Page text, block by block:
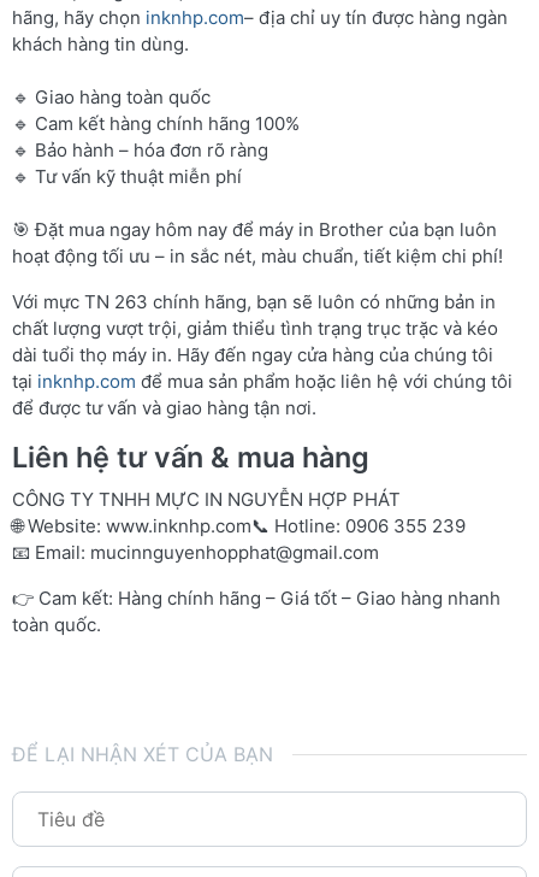
hãng, hãy chọn inknhp.com– địa chỉ uy tín được hàng ngàn
khách hàng tin dùng.
🔹 Giao hàng toàn quốc
🔹 Cam kết hàng chính hãng 100%
🔹 Bảo hành – hóa đơn rõ ràng
🔹 Tư vấn kỹ thuật miễn phí
🎯 Đặt mua ngay hôm nay để máy in Brother của bạn luôn
hoạt động tối ưu – in sắc nét, màu chuẩn, tiết kiệm chi phí!
Với mực TN 263 chính hãng, bạn sẽ luôn có những bản in
chất lượng vượt trội, giảm thiểu tình trạng trục trặc và kéo
dài tuổi thọ máy in. Hãy đến ngay cửa hàng của chúng tôi
tại inknhp.com để mua sản phẩm hoặc liên hệ với chúng tôi
để được tư vấn và giao hàng tận nơi.
Liên hệ tư vấn & mua hàng
CÔNG TY TNHH MỰC IN NGUYỄN HỢP PHÁT
🌐 Website: www.inknhp.com📞 Hotline: 0906 355 239
📧 Email: mucinnguyenhopphat@gmail.com
👉 Cam kết: Hàng chính hãng – Giá tốt – Giao hàng nhanh
toàn quốc.
ĐỂ LẠI NHẬN XÉT CỦA BẠN